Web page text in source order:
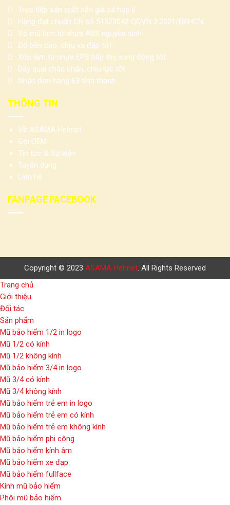
Trực tiếp sản xuất nên giá cả hợp lí
Hàng đạt chuẩn CR số 51523042 QCVN 2:2021/BKHCN
Vỏ mũ làm từ nhựa ABS nguyên sinh
Độ bền cao, chịu va đập tốt
Xốp làm từ nhựa EPS hấp thụ xung động tốt
Dây quai chắc chắn, chịu lực tốt
Nhận đơn hàng 63 tỉnh thành
THÔNG TIN
Về ASAMA Helmet
Gói OEM
Tin tức & Sự kiện
Tuyển dụng
Liên hệ
FANPAGE FACEBOOK
Copyright © 2023 ASAMA Helmet. All Rights Reserved
Trang chủ
Giới thiệu
Đối tác
Sản phẩm
Mũ bảo hiểm 1/2 in logo
Mũ 1/2 có kính
Mũ 1/2 không kính
Mũ bảo hiểm 3/4 in logo
Mũ 3/4 có kính
Mũ 3/4 không kính
Mũ bảo hiểm trẻ em in logo
Mũ bảo hiểm trẻ em có kính
Mũ bảo hiểm trẻ em không kính
Mũ bảo hiểm phi công
Mũ bảo hiểm kính âm
Mũ bảo hiểm xe đạp
Mũ bảo hiểm fullface
Kính mũ bảo hiểm
Phôi mũ bảo hiểm